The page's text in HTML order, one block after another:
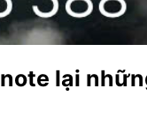
lại